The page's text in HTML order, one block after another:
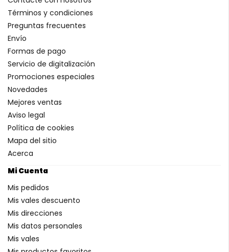
Términos y condiciones
Preguntas frecuentes
Envío
Formas de pago
Servicio de digitalización
Promociones especiales
Novedades
Mejores ventas
Aviso legal
Política de cookies
Mapa del sitio
Acerca
Mi Cuenta
Mis pedidos
Mis vales descuento
Mis direcciones
Mis datos personales
Mis vales